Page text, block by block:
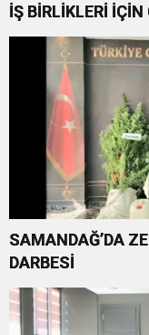
İŞ BİRLİKLERİ
SAMANDAĞ’DA
DARBESİ